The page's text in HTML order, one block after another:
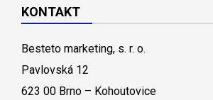
KONTAKT
Besteto marketing, s. r. o.
Pavlovská 12
623 00 Brno – Kohoutovice